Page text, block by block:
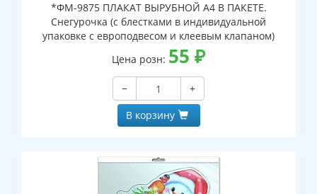
*ФМ-9875 ПЛАКАТ ВЫРУБНОЙ А4 В ПАКЕТЕ.
Снегурочка (с блестками в индивидуальной
упаковке с европодвесом и клеевым клапаном)
Цена розн: 55 ₽
−
+
В корзину